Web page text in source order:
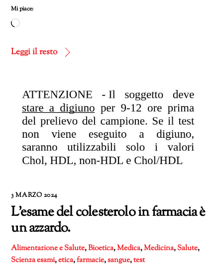
Mi piace:
Caricamento
corso…
Leggi il resto
3 MARZO 2024
L’esame del colesterolo in farmacia è
un azzardo.
Alimentazione e Salute,Bioetica,Medica,Medicina,Salute,
Scienzaesami,etica,farmacie,sangue,test